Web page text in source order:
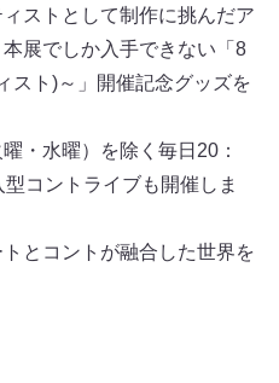
ストとして制作に挑んだア
展でしか入手できない「8
スト)～」開催記念グッズを
・水曜）を除く毎日20：
コントライブも開催しま
とコントが融合した世界を